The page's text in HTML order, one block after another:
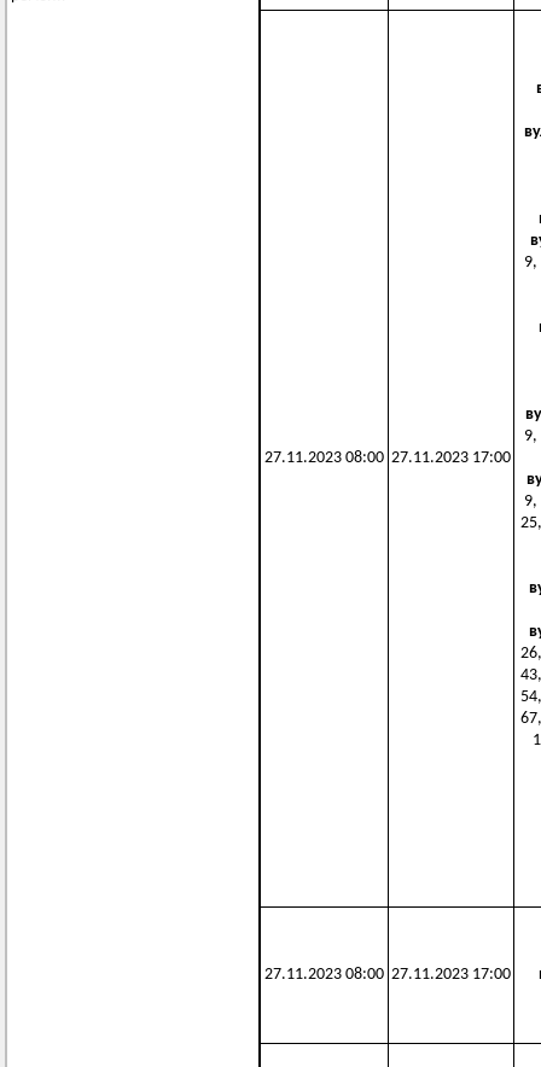
27.11.2023 08:00 27.11.2023 17:00
9,
9,
9,
27.11.2023 08:00 27.11.2023 17:00